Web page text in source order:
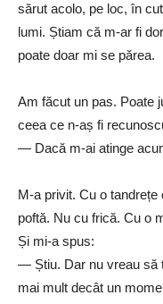
sărut acolo, pe loc, în
lumi. Știam că m-ar fi
poate doar mi se părea.
Am făcut un pas. Poate
ceea ce n-aș fi
— Dacă m-ai atinge
M-a privit. Cu o
poftă. Nu cu frică. Cu o
Și mi-a spus:
— Știu. Dar nu vreau să
mai mult decât un